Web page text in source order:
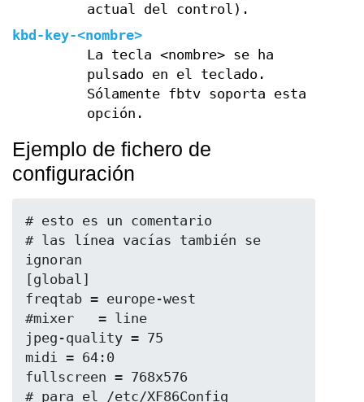
actual del control).
kbd-key-<nombre>
La tecla <nombre> se ha
pulsado en el teclado.
Sólamente fbtv soporta esta
opción.
Ejemplo de fichero de
configuración
# esto es un comentario
# las línea vacías también se
ignoran
[global]
freqtab = europe-west
#mixer   = line
jpeg-quality = 75
midi = 64:0
fullscreen = 768x576
# para el /etc/XF86Config